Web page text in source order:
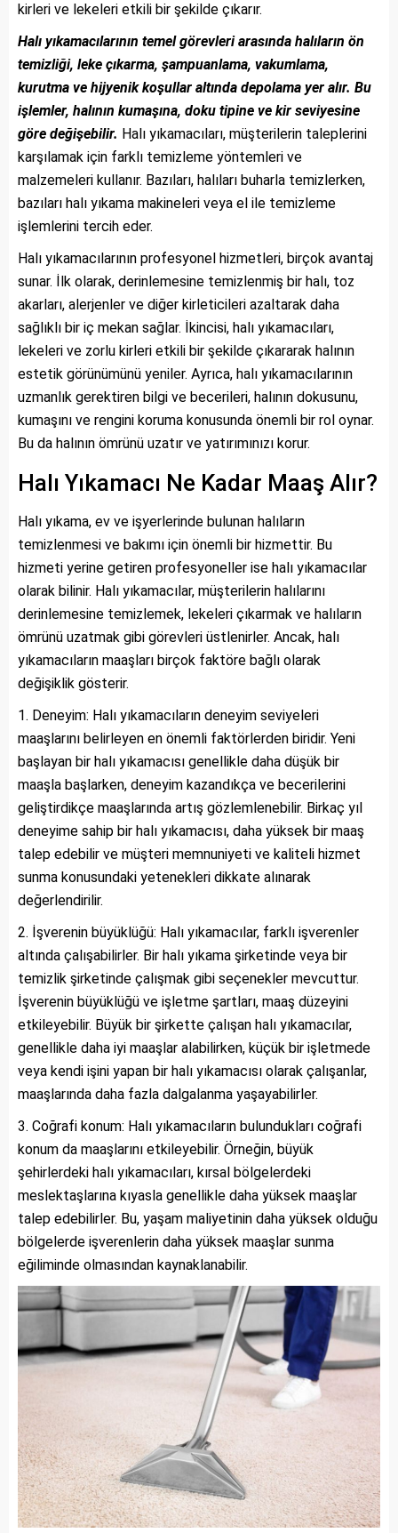
kirleri ve lekeleri etkili bir şekilde çıkarır.
Halı yıkamacılarının temel görevleri arasında halıların ön
temizliği, leke çıkarma, şampuanlama, vakumlama,
kurutma ve hijyenik koşullar altında depolama yer alır. Bu
işlemler, halının kumaşına, doku tipine ve kir seviyesine
göre değişebilir. Halı yıkamacıları, müşterilerin taleplerini
karşılamak için farklı temizleme yöntemleri ve
malzemeleri kullanır. Bazıları, halıları buharla temizlerken,
bazıları halı yıkama makineleri veya el ile temizleme
işlemlerini tercih eder.
Halı yıkamacılarının profesyonel hizmetleri, birçok avantaj
sunar. İlk olarak, derinlemesine temizlenmiş bir halı, toz
akarları, alerjenler ve diğer kirleticileri azaltarak daha
sağlıklı bir iç mekan sağlar. İkincisi, halı yıkamacıları,
lekeleri ve zorlu kirleri etkili bir şekilde çıkararak halının
estetik görünümünü yeniler. Ayrıca, halı yıkamacılarının
uzmanlık gerektiren bilgi ve becerileri, halının dokusunu,
kumaşını ve rengini koruma konusunda önemli bir rol oynar.
Bu da halının ömrünü uzatır ve yatırımınızı korur.
Halı Yıkamacı Ne Kadar Maaş Alır?
Halı yıkama, ev ve işyerlerinde bulunan halıların
temizlenmesi ve bakımı için önemli bir hizmettir. Bu
hizmeti yerine getiren profesyoneller ise halı yıkamacılar
olarak bilinir. Halı yıkamacılar, müşterilerin halılarını
derinlemesine temizlemek, lekeleri çıkarmak ve halıların
ömrünü uzatmak gibi görevleri üstlenirler. Ancak, halı
yıkamacıların maaşları birçok faktöre bağlı olarak
değişiklik gösterir.
Deneyim: Halı yıkamacıların deneyim seviyeleri
maaşlarını belirleyen en önemli faktörlerden biridir. Yeni
başlayan bir halı yıkamacısı genellikle daha düşük bir
maaşla başlarken, deneyim kazandıkça ve becerilerini
geliştirdikçe maaşlarında artış gözlemlenebilir. Birkaç yıl
deneyime sahip bir halı yıkamacısı, daha yüksek bir maaş
talep edebilir ve müşteri memnuniyeti ve kaliteli hizmet
sunma konusundaki yetenekleri dikkate alınarak
değerlendirilir.
İşverenin büyüklüğü: Halı yıkamacılar, farklı işverenler
altında çalışabilirler. Bir halı yıkama şirketinde veya bir
temizlik şirketinde çalışmak gibi seçenekler mevcuttur.
İşverenin büyüklüğü ve işletme şartları, maaş düzeyini
etkileyebilir. Büyük bir şirkette çalışan halı yıkamacılar,
genellikle daha iyi maaşlar alabilirken, küçük bir işletmede
veya kendi işini yapan bir halı yıkamacısı olarak çalışanlar,
maaşlarında daha fazla dalgalanma yaşayabilirler.
Coğrafi konum: Halı yıkamacıların bulundukları coğrafi
konum da maaşlarını etkileyebilir. Örneğin, büyük
şehirlerdeki halı yıkamacıları, kırsal bölgelerdeki
meslektaşlarına kıyasla genellikle daha yüksek maaşlar
talep edebilirler. Bu, yaşam maliyetinin daha yüksek olduğu
bölgelerde işverenlerin daha yüksek maaşlar sunma
eğiliminde olmasından kaynaklanabilir.